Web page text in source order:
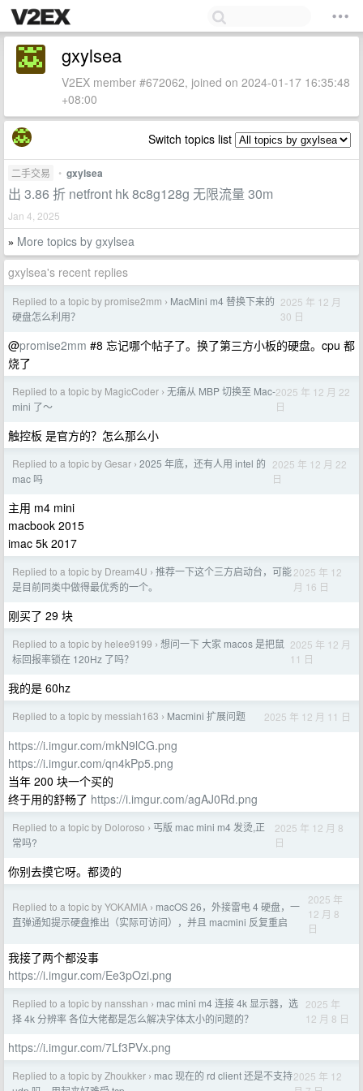
gxylsea
V2EX member #672062, joined on 2024-01-17 16:35:48
+08:00
Switch topics list
二手交易 • gxylsea
出 3.86 折 netfront hk 8c8g128g 无限流量 30m
Jan 4, 2025
» More topics by gxylsea
gxylsea's recent replies
Replied to a topic by promise2mm › MacMini m4 替换下来的
硬盘怎么利用？
2025 年 12 月
30 日
@promise2mm #8 忘记哪个帖子了。换了第三方小板的硬盘。cpu 都
烧了
Replied to a topic by MagicCoder › 无痛从 MBP 切换至 Mac-
mini 了～
2025 年 12 月 22
日
触控板 是官方的？怎么那么小
Replied to a topic by Gesar › 2025 年底，还有人用 intel 的
mac 吗
2025 年 12 月 22
日
主用 m4 mini
macbook 2015
imac 5k 2017
Replied to a topic by Dream4U › 推荐一下这个三方启动台，可能
是目前同类中做得最优秀的一个。
2025 年 12
月 16 日
刚买了 29 块
Replied to a topic by helee9199 › 想问一下 大家 macos 是把鼠
标回报率锁在 120Hz 了吗？
2025 年 12 月
11 日
我的是 60hz
Replied to a topic by messiah163 › Macmini 扩展问题 2025 年 12 月 11 日
https://i.imgur.com/mkN9lCG.png
https://i.imgur.com/qn4kPp5.png
当年 200 块一个买的
终于用的舒畅了 https://i.imgur.com/agAJ0Rd.png
Replied to a topic by Doloroso › 丐版 mac mini m4 发烫,正
常吗?
2025 年 12 月 8
日
你别去摸它呀。都烫的
Replied to a topic by YOKAMIA › macOS 26，外接雷电 4 硬盘，一
直弹通知提示硬盘推出（实际可访问），并且 macmini 反复重启
2025 年
12 月 8
日
我接了两个都没事
https://i.imgur.com/Ee3pOzi.png
Replied to a topic by nansshan › mac mini m4 连接 4k 显示器，选
择 4k 分辨率 各位大佬都是怎么解决字体太小的问题的？
2025 年
12 月 8 日
https://i.imgur.com/7Lf3PVx.png
Replied to a topic by Zhoukker › mac 现在的 rd client 还是不支持2025 年 12